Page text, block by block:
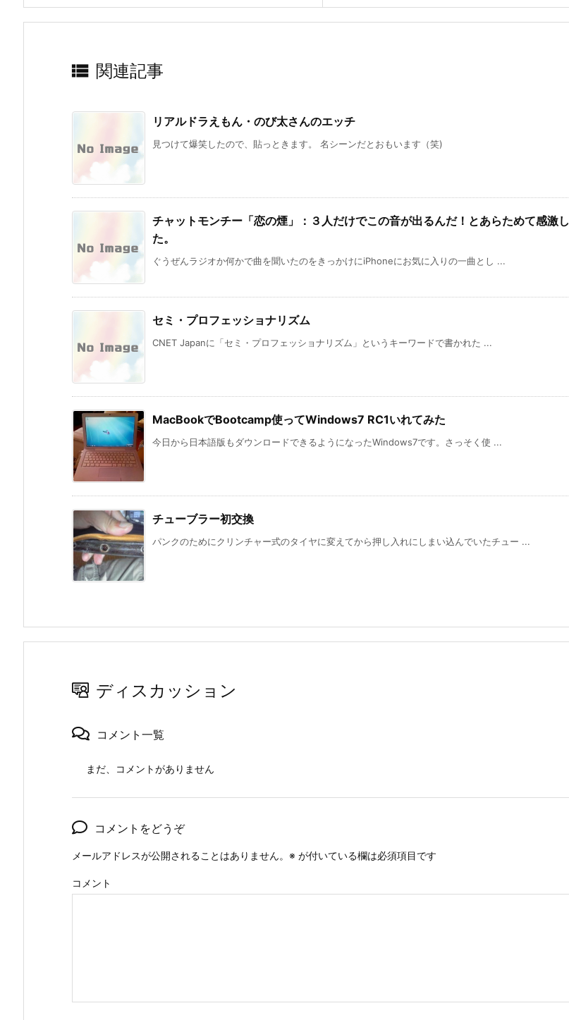
 関連記事
リアルドラえもん・のび太さんのエッチ
見つけて爆笑したので、貼っときます。 名シーンだとおもいます（笑)
チャットモンチー「恋の煙」：３人だけでこの音が出るんだ！とあらためて感激し
た。
ぐうぜんラジオか何かで曲を聞いたのをきっかけにiPhoneにお気に入りの一曲とし ...
セミ・プロフェッショナリズム
CNET Japanに「セミ・プロフェッショナリズム」というキーワードで書かれた ...
MacBookでBootcamp使ってWindows7 RC1いれてみた
今日から日本語版もダウンロードできるようになったWindows7です。さっそく使 ...
チューブラー初交換
パンクのためにクリンチャー式のタイヤに変えてから押し入れにしまい込んでいたチュー ...
ディスカッション
コメント一覧
まだ、コメントがありません
コメントをどうぞ
メールアドレスが公開されることはありません。 ※ が付いている欄は必須項目です
コメント